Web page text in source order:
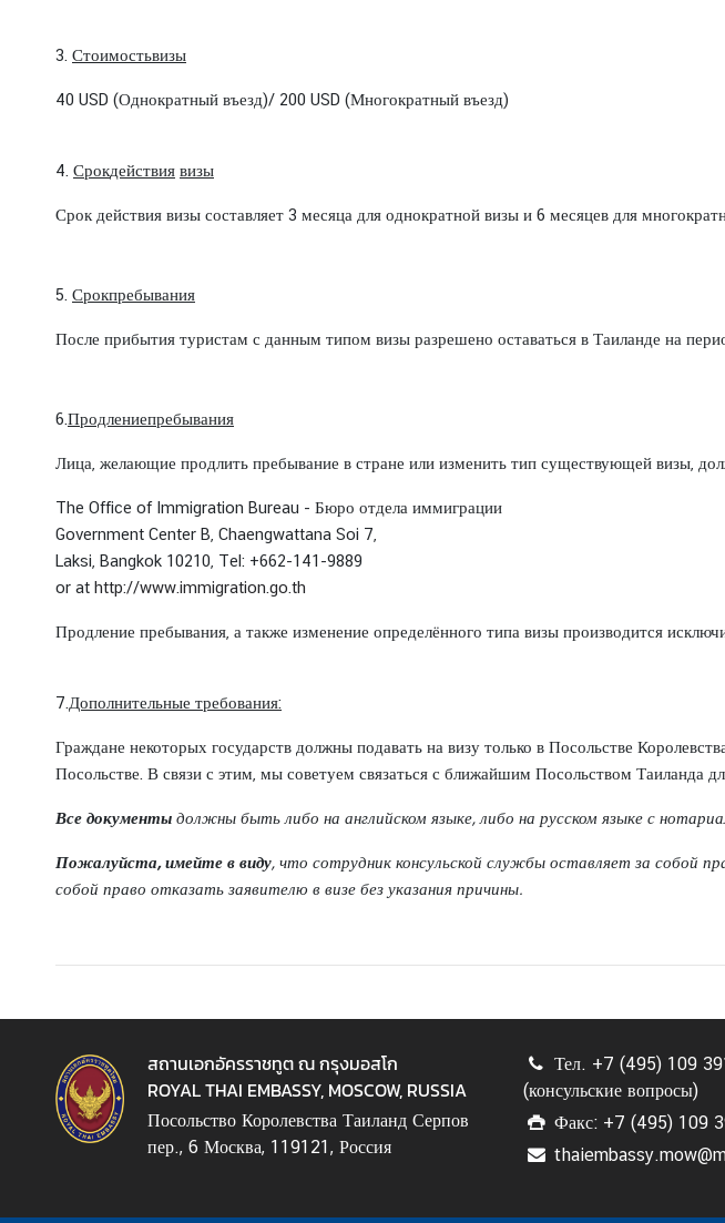
з
н
И
ф
м
а
я
о
н
с
у
ь
к
е
О
с
л
у
в
н
е
А
3. Стоимостьвизы
40 USD (Однократный въезд)/ 200 USD (Многократный въезд)
4. Срокдействия визы
Срок действия визы составляет 3 месяца для однократной визы и 6 месяцев для
5. Срокпребывания
После прибытия туристам с данным типом визы разрешено оставаться в Таиланде на
6. Продлениепребывания
Лица, желающие продлить пребывание в стране или изменить тип существующей визы,
The Office of Immigration Bureau - Бюро отдела иммиграции
Government Center B, Chaengwattana Soi 7,
Laksi, Bangkok 10210, Tel: +662-141-9889
or at http://www.immigration.go.th
Продление пребывания, а также изменение определённого типа визы производится
7. Дополнительные требования:
Граждане некоторых государств должны подавать на визу только в Посольстве
Посольстве. В связи с этим, мы советуем связаться с ближайшим Посольством Таиланда
Все документы должны быть либо на английском языке, либо на русском языке с
Пожалуйста, имейте в виду, что сотрудник консульской службы оставляет за собой
собой право отказать заявителю в визе без указания причины.
สถานเอกอัครราชทูต ณ กรุงมอสโก
ROYAL THAI EMBASSY, MOSCOW, RUSSIA
Посольство Королевства Таиланд Серпов
пер., 6 Москва, 119121, Россия
Тел. +7 (495) 109
(консульские вопросы)
Факс: +7 (495) 109